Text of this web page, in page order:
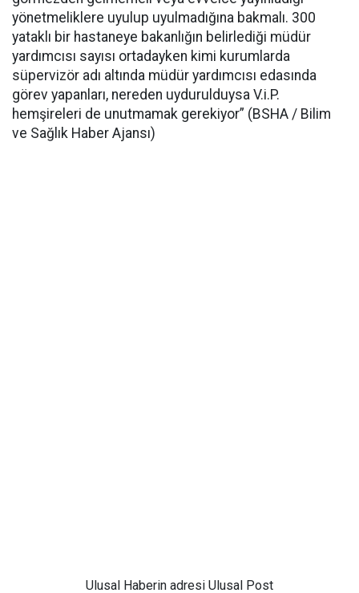
yönetmeliklere uyulup uyulmadığına bakmalı. 300
yataklı bir hastaneye bakanlığın belirlediği müdür
yardımcısı sayısı ortadayken kimi kurumlarda
süpervizör adı altında müdür yardımcısı edasında
görev yapanları, nereden uydurulduysa V.i.P.
hemşireleri de unutmamak gerekiyor” (BSHA / Bilim
ve Sağlık Haber Ajansı)
Ulusal Haberin adresi Ulusal Post